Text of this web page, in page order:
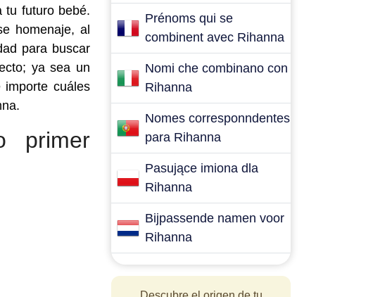
tu futuro bebé.
homenaje, al
para buscar
ya sea un
cuáles
primer
Prénoms qui se
combinent avec Rihanna
Nomi che combinano con
Rihanna
Nomes corresponndentes
para Rihanna
Pasujące imiona dla
Rihanna
Bijpassende namen voor
Rihanna